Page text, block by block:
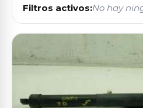
Filtros activos:No hay